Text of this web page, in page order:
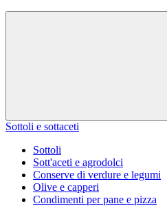
Sottoli e sottaceti
Sottoli
Sott'aceti e agrodolci
Conserve di verdure e legumi
Olive e capperi
Condimenti per pane e pizza